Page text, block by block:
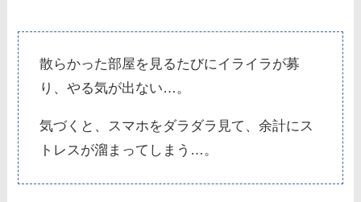
散らかった部屋を見るたびにイライラが募
り、やる気が出ない…。
気づくと、スマホをダラダラ見て、余計にス
トレスが溜まってしまう…。